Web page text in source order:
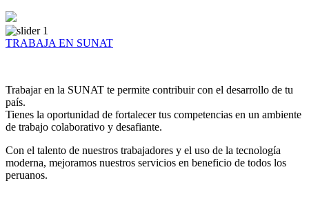
TRABAJA EN SUNAT
Trabajar en la SUNAT te permite contribuir con el desarrollo de tu
país.
Tienes la oportunidad de fortalecer tus competencias en un ambiente
de trabajo colaborativo y desafiante.
Con el talento de nuestros trabajadores y el uso de la tecnología
moderna, mejoramos nuestros servicios en beneficio de todos los
peruanos.